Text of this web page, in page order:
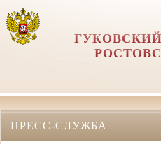
ПРЕСС-СЛУЖБА